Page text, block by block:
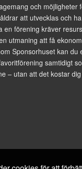
och möjligheter
att utvecklas och
en förening kräver
utmaning att få
Sponsorhuset kan du
samtidigt
– utan att det kostar